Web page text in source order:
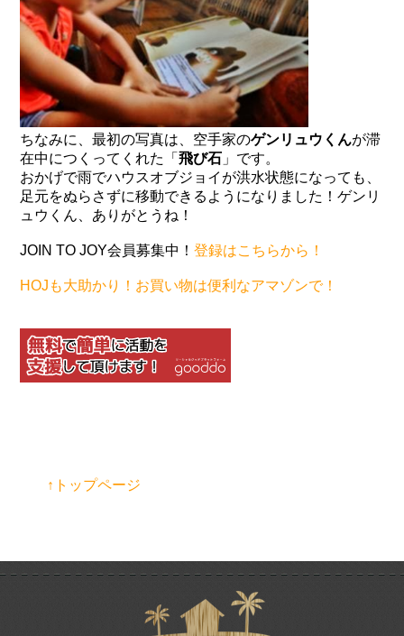
ちなみに、最初の写真は、空手家のゲンリュウくんが滞
在中につくってくれた「飛び石 」です。
おかげで雨でハウスオブジョイが洪水状態になっても、
足元をぬらさずに移動できるようになりました！ゲンリ
ュウくん、ありがとうね！
JOIN TO JOY会員募集中！登録はこちらから！
HOJも大助かり！お買い物は便利なアマゾンで！
↑トップページ